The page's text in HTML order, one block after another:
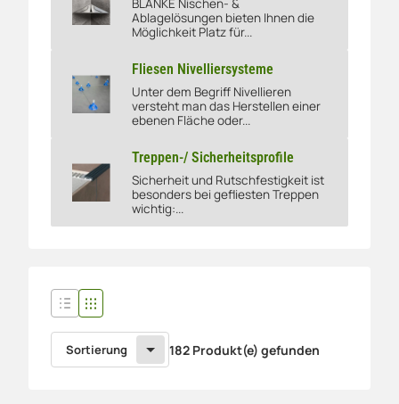
Ablagen und Einbaunischen
BLANKE Nischen- &
Ablagelösungen bieten Ihnen die
Möglichkeit Platz für...
Fliesen Nivelliersysteme
Fliesen Nivelliersysteme
Unter dem Begriff Nivellieren
versteht man das Herstellen einer
ebenen Fläche oder...
Treppen-/ Sicherheitsprofile
Treppen-/ Sicherheitsprofile
Sicherheit und Rutschfestigkeit ist
besonders bei gefliesten Treppen
wichtig:...
Sortierung 182 Produkt(e) gefunden